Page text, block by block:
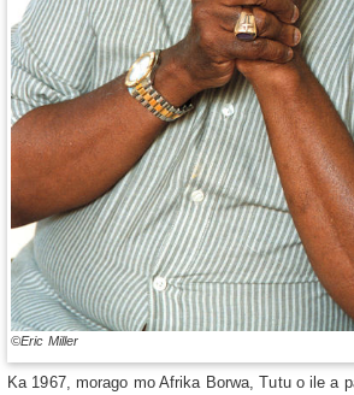
©Eric Miller
Ka 1967, morago mo Afrika Borwa, Tutu o ile a